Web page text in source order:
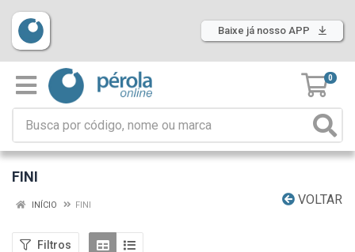
Baixe já nosso APP
0
FINI
VOLTAR
INÍCIO FINI
Filtros